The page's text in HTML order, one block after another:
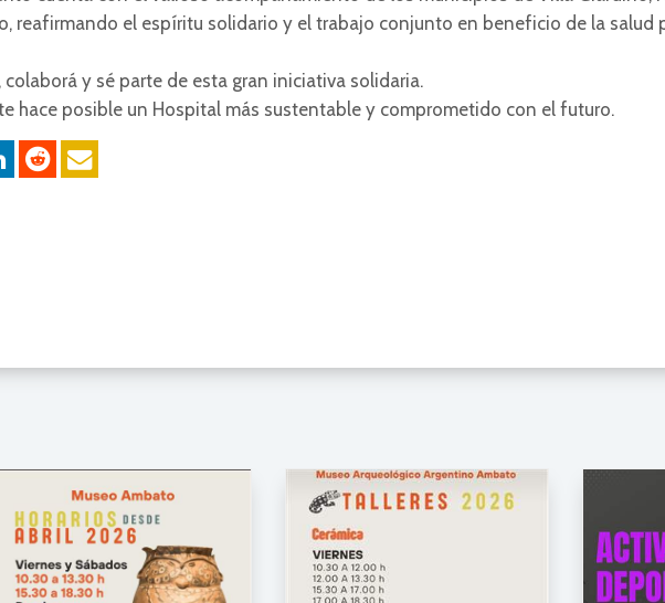
reafirmando el espíritu solidario y el trabajo conjunto en beneficio de la salud
colaborá y sé parte de esta gran iniciativa solidaria.
hace posible un Hospital más sustentable y comprometido con el futuro.